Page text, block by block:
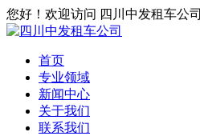
您好！欢迎访问 四川中发租车公司
首页
专业领域
新闻中心
关于我们
联系我们